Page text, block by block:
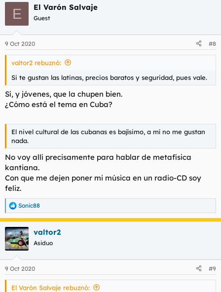
E El Varón Salvaje
Guest
9 Oct 2020 #8
valtor2 rebuznó:
Si te gustan las latinas, precios baratos y seguridad, pues vale.
Sí, y jóvenes, que la chupen bien.
¿Cómo está el tema en Cuba?
El nivel cultural de las cubanas es bajísimo, a mí no me gustan
nada.
No voy allí precisamente para hablar de metafísica
kantiana.
Con que me dejen poner mi música en un radio-CD soy
feliz.
R
e
a
c
c
i
e
s
Sonic88
valtor2
Asiduo
9 Oct 2020 #9
El Varón Salvaje rebuznó: